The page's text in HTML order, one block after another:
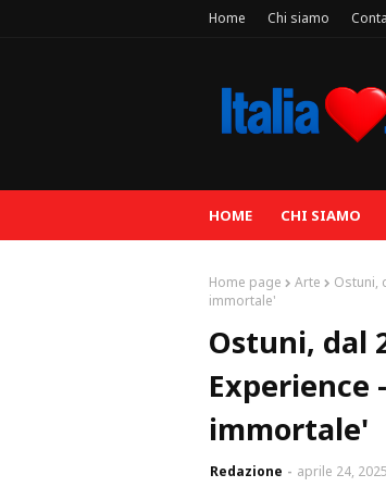
Home Chi siamo
HOME CHI SIAMO
Home page Arte
Ostuni,
immortale'
Ostuni, dal
Experience
immortale'
Redazione aprile 24, 2025